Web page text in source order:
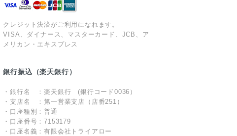
クレジット決済がご利用になれます。
VISA、ダイナース、マスターカード、JCB、ア
メリカン・エキスプレス
銀行振込（楽天銀行）
・銀行名 ：楽天銀行 (銀行コード0036）
・支店名 ：第一営業支店（店番251）
・口座種別：普通
・口座番号：7153179
・口座名義：有限会社トライアロー